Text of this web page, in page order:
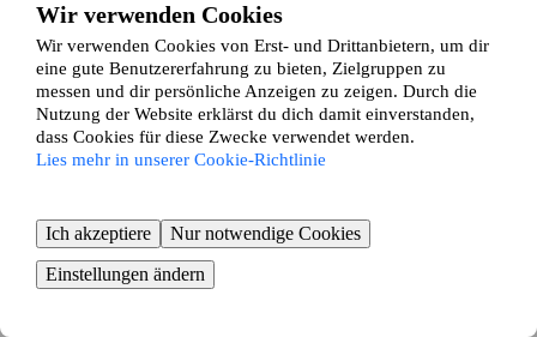
Wir verwenden Cookies
Wir verwenden Cookies von Erst- und Drittanbietern, um dir
eine gute Benutzererfahrung zu bieten, Zielgruppen zu
messen und dir persönliche Anzeigen zu zeigen. Durch die
Nutzung der Website erklärst du dich damit einverstanden,
dass Cookies für diese Zwecke verwendet werden.
Lies mehr in unserer Cookie-Richtlinie
Ich akzeptiere
Nur notwendige Cookies
Einstellungen ändern